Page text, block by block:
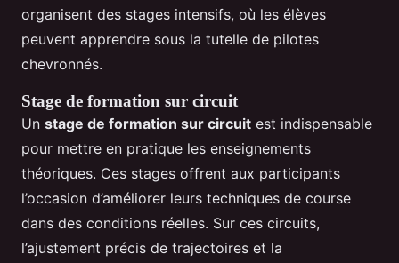
organisent des stages intensifs, où les élèves
peuvent apprendre sous la tutelle de pilotes
chevronnés.
Stage de formation sur circuit
Un stage de formation sur circuit est indispensable
pour mettre en pratique les enseignements
théoriques. Ces stages offrent aux participants
l’occasion d’améliorer leurs techniques de course
dans des conditions réelles. Sur ces circuits,
l’ajustement précis de trajectoires et la